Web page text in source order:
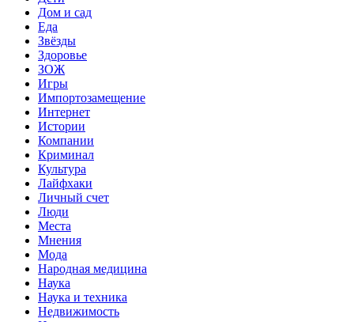
Дом и сад
Еда
Звёзды
Здоровье
ЗОЖ
Игры
Импортозамещение
Интернет
Истории
Компании
Криминал
Культура
Лайфхаки
Личный счет
Люди
Места
Мнения
Мода
Народная медицина
Наука
Наука и техника
Недвижимость